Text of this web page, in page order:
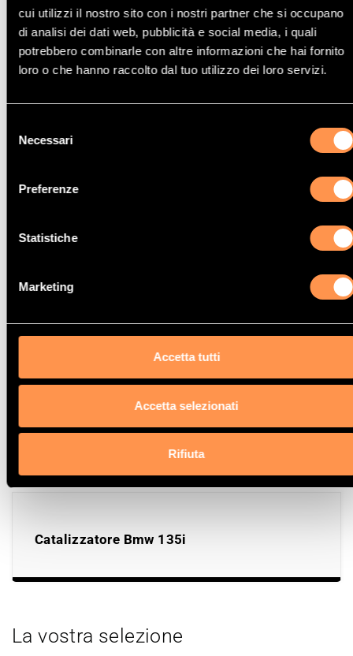
cui utilizzi il nostro sito con i nostri partner che si occupano
di analisi dei dati web, pubblicità e social media, i quali
potrebbero combinarle con altre informazioni che hai fornito
loro o che hanno raccolto dal tuo utilizzo dei loro servizi.
delNecessari
Preferenze
Statistiche
Marketing
Accetta tutti
Accetta selezionati
Rifiuta
Catalizzatore Bmw 525Xi
Catalizzatore Bmw X2
Catalizzatore Bmw 135i
La vostra selezione